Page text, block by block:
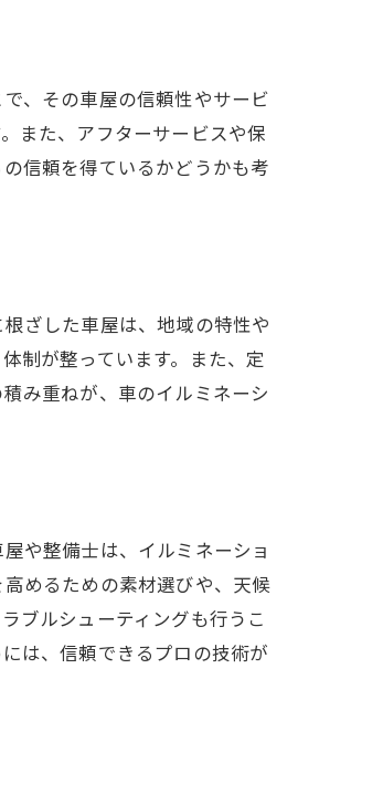
、その車屋の信頼性やサービ
また、アフターサービスや保
信頼を得ているかどうかも考
ざした車屋は、地域の特性や
制が整っています。また、定
み重ねが、車のイルミネーシ
や整備士は、イルミネーショ
めるための素材選びや、天候
ブルシューティングも行うこ
は、信頼できるプロの技術が